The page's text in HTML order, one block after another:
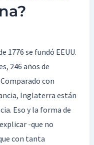
1776 se fundó EEUU.
246 años de
con
Inglaterra están
Eso y la forma de
-que no
con tanta